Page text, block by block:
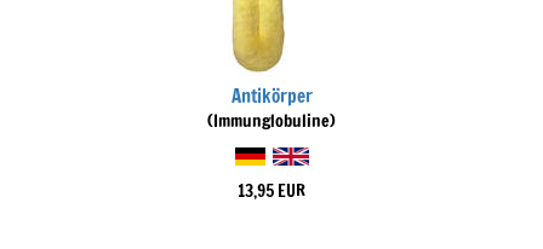
Antikörper
(Immunglobuline)
13,95 EUR